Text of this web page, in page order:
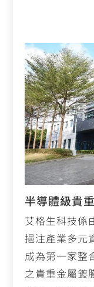
半導體級貴
艾格生科技係
挹注產業多元
成為第一家整
之貴重金屬鍍